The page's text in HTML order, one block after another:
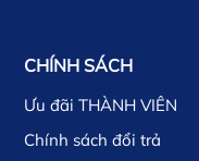
CHÍNH SÁCH
Ưu đãi THÀNH VIÊN
Chính sách đổi trả